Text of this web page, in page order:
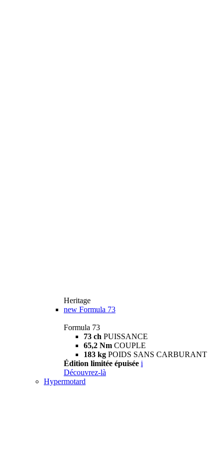
Heritage
new Formula 73
Formula 73
73 ch PUISSANCE
65,2 Nm COUPLE
183 kg POIDS SANS CARBURANT
Édition limitée épuisée i
Découvrez-là
Hypermotard